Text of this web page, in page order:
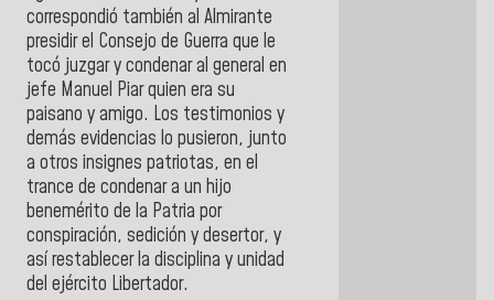
correspondió también al Almirante
presidir el Consejo de Guerra que le
tocó juzgar y condenar al general en
jefe Manuel Piar quien era su
paisano y amigo. Los testimonios y
demás evidencias lo pusieron, junto
a otros insignes patriotas, en el
trance de condenar a un hijo
benemérito de la Patria por
conspiración, sedición y desertor, y
así restablecer la disciplina y unidad
del ejército Libertador.